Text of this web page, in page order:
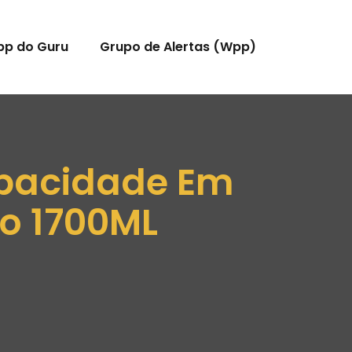
do Guru Grupo de Alertas (Wpp)
Em